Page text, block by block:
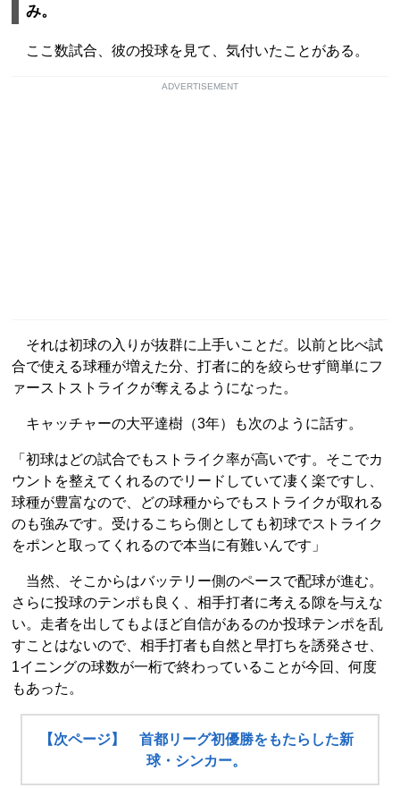
み。
ここ数試合、彼の投球を見て、気付いたことがある。
ADVERTISEMENT
それは初球の入りが抜群に上手いことだ。以前と比べ試
合で使える球種が増えた分、打者に的を絞らせず簡単にフ
ァーストストライクが奪えるようになった。
キャッチャーの大平達樹（3年）も次のように話す。
「初球はどの試合でもストライク率が高いです。そこでカ
ウントを整えてくれるのでリードしていて凄く楽ですし、
球種が豊富なので、どの球種からでもストライクが取れる
のも強みです。受けるこちら側としても初球でストライク
をポンと取ってくれるので本当に有難いんです」
当然、そこからはバッテリー側のペースで配球が進む。
さらに投球のテンポも良く、相手打者に考える隙を与えな
い。走者を出してもよほど自信があるのか投球テンポを乱
すことはないので、相手打者も自然と早打ちを誘発させ、
1イニングの球数が一桁で終わっていることが今回、何度
もあった。
【次ページ】 首都リーグ初優勝をもたらした新
球・シンカー。